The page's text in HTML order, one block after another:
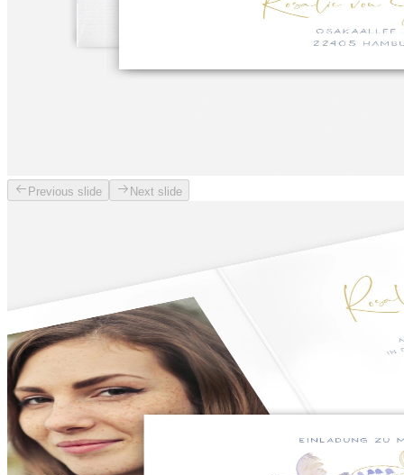
Previous slide Next slide